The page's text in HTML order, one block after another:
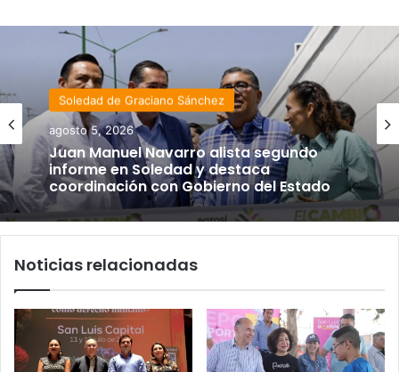
Soledad de Graciano Sánchez
agosto 5, 2026
Juan Manuel Navarro alista segundo
informe en Soledad y destaca
coordinación con Gobierno del Estado
Noticias relacionadas